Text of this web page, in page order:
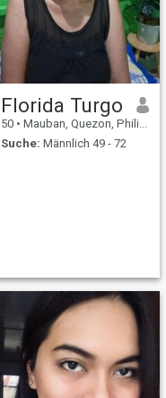
Florida Turgo
50 • Mauban, Quezon, Philippinen
Suche: Männlich 49 - 72